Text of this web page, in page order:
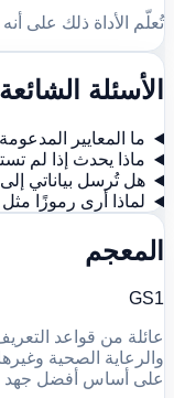
تُعلّم الأداة ذلك على أنه URL / URI وتُعد نصًا جاهزًا للمشاركة.
الأسئلة الشائعة
ما المعايير
ماذا يحدث إذا لم
هل تُرسل بياناتي
لماذا أرى رموزًا
المعجم
GS1
عائلة من قواعد
على أساس أفضل جهد